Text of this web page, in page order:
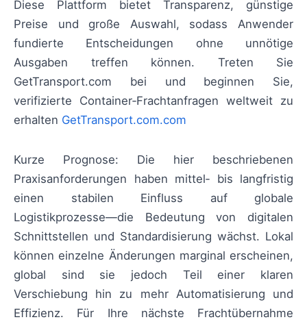
Diese Plattform bietet Transparenz, günstige
Preise und große Auswahl, sodass Anwender
fundierte Entscheidungen ohne unnötige
Ausgaben treffen können. Treten Sie
GetTransport.com bei und beginnen Sie,
verifizierte Container‑Frachtanfragen weltweit zu
erhalten GetTransport.com.com
Kurze Prognose: Die hier beschriebenen
Praxisanforderungen haben mittel‑ bis langfristig
einen stabilen Einfluss auf globale
Logistikprozesse—die Bedeutung von digitalen
Schnittstellen und Standardisierung wächst. Lokal
können einzelne Änderungen marginal erscheinen,
global sind sie jedoch Teil einer klaren
Verschiebung hin zu mehr Automatisierung und
Effizienz. Für Ihre nächste Frachtübernahme